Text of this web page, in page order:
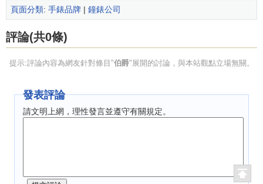
1945年，第二次世界大戰後，第一隻刻有伯爵標誌
究而首創的超薄九線運轉裝置，至今仍是機械腕表系列的主
要設計依據。
一」的美譽，與埃及的「金字塔」、秘魯那斯卡的「地上巨
國」、中國大陸的「萬里長城」、太平洋複活島的「默艾
為了表揚伯爵表所帶給瑞士侏羅山區的榮譽，瑞士政府特將
伯爵錶廠的起源地La Cote-aux-Fees村落稱為「伯爵村」。
頁面分類: 手錶品牌 | 鐘錶公司
評論(共0條)
提示:評論內容為網友針對條目"伯爵"展開的討論，與本站觀點立場無關。
發表評論
請文明上網，理性發言並遵守有關規定。